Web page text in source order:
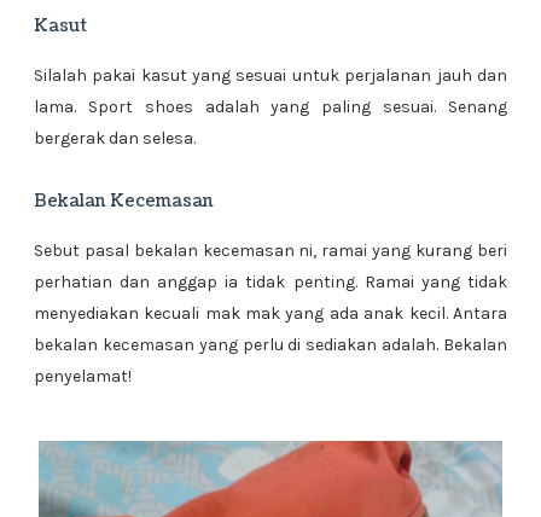
Kasut
Silalah pakai kasut yang sesuai untuk perjalanan jauh dan
lama. Sport shoes adalah yang paling sesuai. Senang
bergerak dan selesa.
Bekalan Kecemasan
Sebut pasal bekalan kecemasan ni, ramai yang kurang beri
perhatian dan anggap ia tidak penting. Ramai yang tidak
menyediakan kecuali mak mak yang ada anak kecil. Antara
bekalan kecemasan yang perlu di sediakan adalah. Bekalan
penyelamat!